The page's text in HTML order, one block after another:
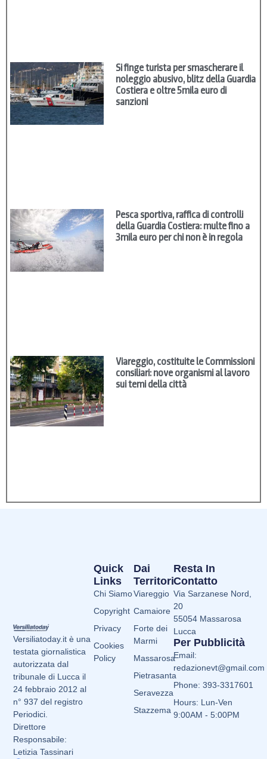
Si finge turista per smascherare il
noleggio abusivo, blitz della Guardia
Costiera e oltre 5mila euro di
sanzioni
Pesca sportiva, raffica di controlli
della Guardia Costiera: multe fino a
3mila euro per chi non è in regola
Viareggio, costituite le Commissioni
consiliari: nove organismi al lavoro
sui temi della città
Versiliatoday.it è una
testata giornalistica
autorizzata dal
tribunale di Lucca il
24 febbraio 2012 al
n° 937 del registro
Periodici.
Direttore
Responsabile:
Letizia Tassinari
Dai
Territori
Viareggio
Camaiore
Forte dei
Marmi
Massarosa
Pietrasanta
Seravezza
Stazzema
Quick
Links
Chi Siamo
Copyright
Privacy
Cookies
Policy
Resta In
Contatto
Via Sarzanese Nord,
20
55054 Massarosa
Lucca
Per Pubblicità
Email:
redazionevt@gmail.com
Phone: 393-3317601
Hours: Lun-Ven
9:00AM - 5:00PM